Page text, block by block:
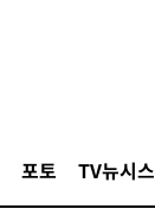
포토 TV뉴시스